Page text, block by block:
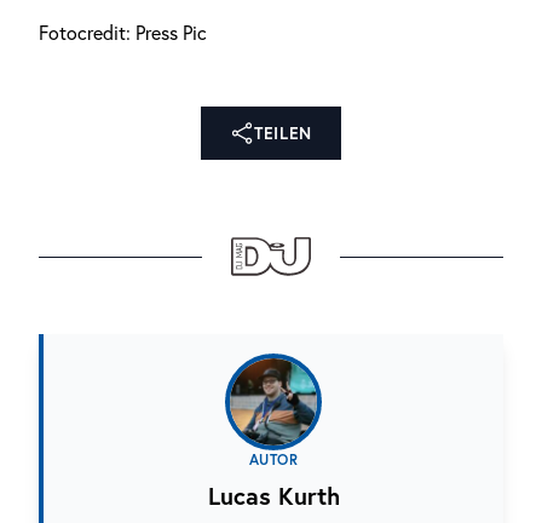
Fotocredit: Press Pic
TEILEN
AUTOR
Lucas Kurth